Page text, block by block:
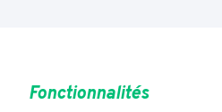
Fonctionnalités